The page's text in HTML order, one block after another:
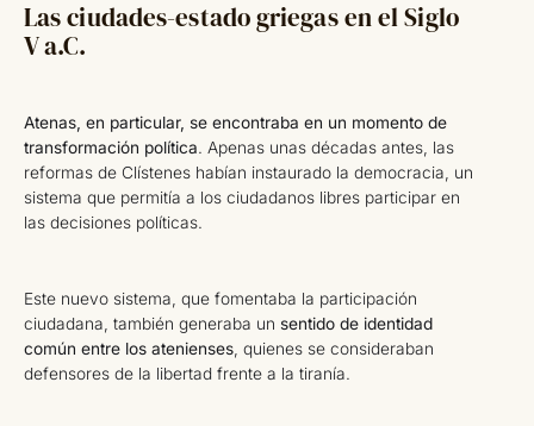
Las ciudades-estado griegas en el Siglo
V a.C.
Atenas, en particular, se encontraba en un momento de
transformación política. Apenas unas décadas antes, las
reformas de Clístenes habían instaurado la democracia, un
sistema que permitía a los ciudadanos libres participar en
las decisiones políticas.
Este nuevo sistema, que fomentaba la participación
ciudadana, también generaba un sentido de identidad
común entre los atenienses , quienes se consideraban
defensores de la libertad frente a la tiranía.